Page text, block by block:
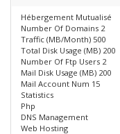
Hébergement Mutualisé
Number Of Domains 2
Traffic (MB/Month) 500
Total Disk Usage (MB) 200
Number Of Ftp Users 2
Mail Disk Usage (MB) 200
Mail Account Num 15
Statistics
Php
DNS Management
Web Hosting